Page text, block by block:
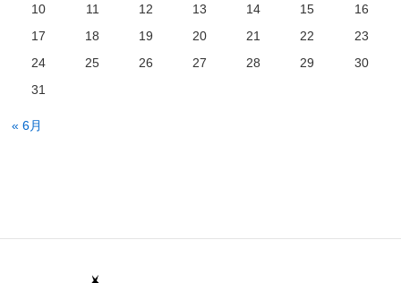
10
11 12 13 14 15
16
17
18 19 20 21 22
23
24
25 26 27 28 29
30
31
« 6月